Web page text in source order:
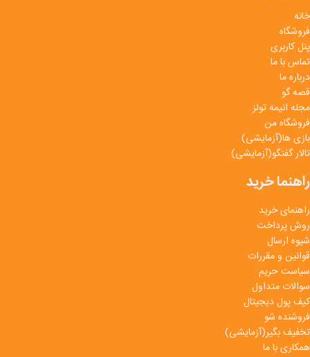
خانه
فروشگاه
پنل کاربری
تماس با ما
درباره ما
قصه گو
مجله انیمه تولز
فروشگاه من
بازی ها(آزمایشی)
تالار گفتگو(آزمایشی)
راهنما خرید
راهنمای خرید
روش پرداخت
شیوه ارسال
قوانین و مقررات
سیاست حریم
سوالات متداول
کیف پول دیجیتال
فروشنده شو
تخفیف بگیر(آزمایشی)
همکاری با ما